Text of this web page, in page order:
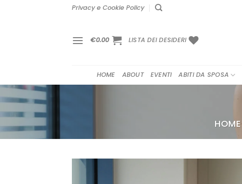
Privacy e Cookie Policy
€0.00 LISTA DEI DESIDERI
HOME ABOUT EVENTI ABITI DA SPOSA
HOME